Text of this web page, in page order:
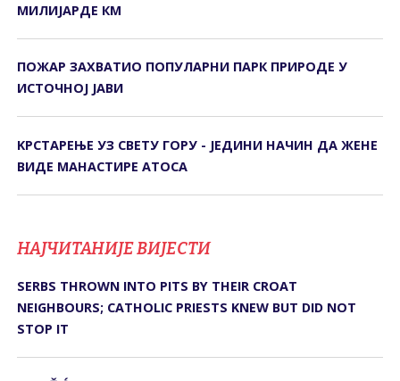
МИЛИЈАРДЕ КМ
ПОЖАР ЗАХВАТИО ПОПУЛАРНИ ПАРК ПРИРОДЕ У
ИСТОЧНОЈ ЈАВИ
KРСТАРЕЊЕ УЗ СВЕТУ ГОРУ - ЈЕДИНИ НАЧИН ДА ЖЕНЕ
ВИДЕ МАНАСТИРЕ АТОСА
НАЈЧИТАНИЈЕ ВИЈЕСТИ
SERBS THROWN INTO PITS BY THEIR CROAT
NEIGHBOURS; CATHOLIC PRIESTS KNEW BUT DID NOT
STOP IT